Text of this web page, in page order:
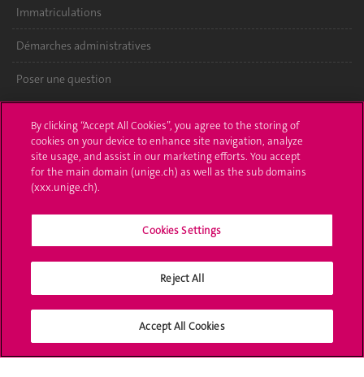
Immatriculations
Démarches administratives
Poser une question
UNIGE Mobile
Médias
Offres d'emploi
Bibliothèque
Médias sociaux UNIGE
By clicking “Accept All Cookies”, you agree to the storing of
cookies on your device to enhance site navigation, analyze
site usage, and assist in our marketing efforts. You accept
for the main domain (unige.ch) as well as the sub domains
(xxx.unige.ch).
Cookies Settings
Reject All
Accept All Cookies